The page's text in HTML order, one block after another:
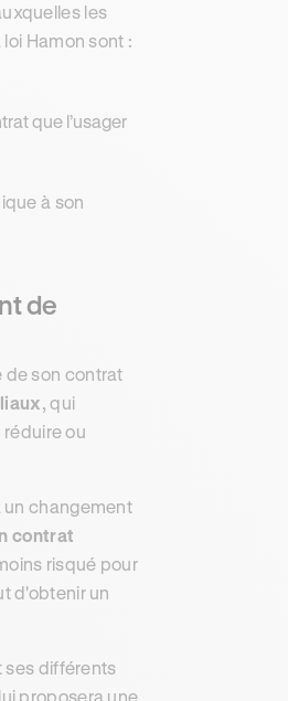
les
Hamon sont :
que l’usager
à son
de
de son contrat
, qui
ou
un changement
contrat
risqué pour
d'obtenir un
ses différents
proposera une